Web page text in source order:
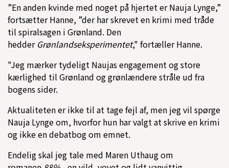
”En anden kvinde med noget på hjertet er Nauja Lynge,”
fortsætter Hanne, ”der har skrevet en krimi med tråde
til spiralsagen i Grønland. Den
hedder Grønlandseksperimentet," fortæller Hanne.
"Jeg mærker tydeligt Naujas engagement og store
kærlighed til Grønland og grønlændere stråle ud fra
bogens sider.
Aktualiteten er ikke til at tage fejl af, men jeg vil spørge
Nauja Lynge om, hvorfor hun har valgt at skrive en krimi
og ikke en debatbog om emnet.
Endelig skal jeg tale med Maren Uthaug om